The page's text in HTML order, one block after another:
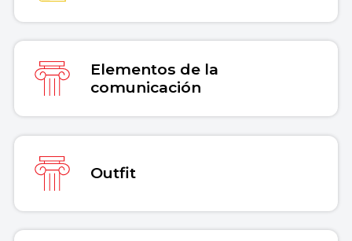
Elementos de la
comunicación
Outfit